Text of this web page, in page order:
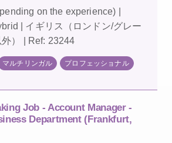
on the experience) |
| イギリス（ロンドン/グレー
） | Ref: 23244
マルチリンガル プロフェッショナル
Job - Account Manager -
Department (Frankfurt,